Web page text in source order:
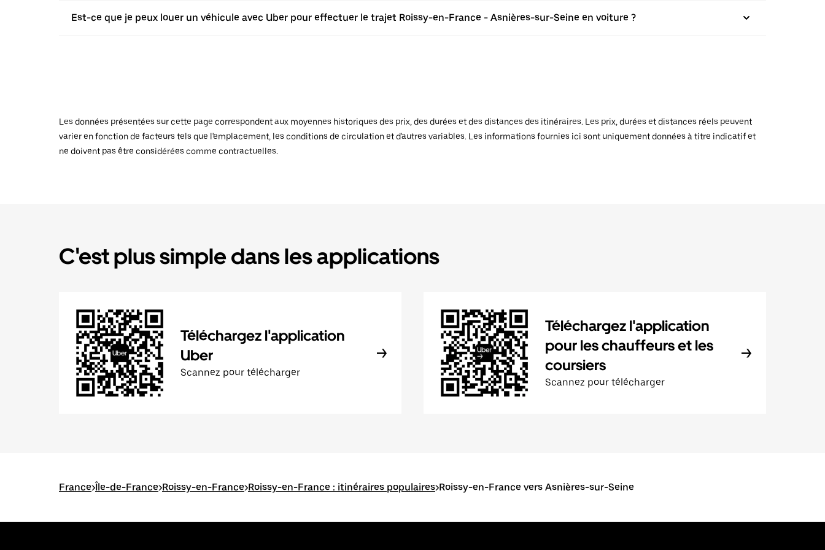
Est-ce que je peux louer un véhicule avec Uber pour effectuer le trajet Roissy-en-France - Asnières-sur-Seine en voiture ?
Les données présentées sur cette page correspondent aux moyennes historiques des prix, des durées et des distances des itinéraires. Les prix, durées et distances réels peuvent
varier en fonction de facteurs tels que l'emplacement, les conditions de circulation et d'autres variables. Les informations fournies ici sont uniquement données à titre indicatif et
ne doivent pas être considérées comme contractuelles.
C'est plus simple dans les applications
Téléchargez l'application
Uber
Scannez pour télécharger
Téléchargez l'application
pour les chauffeurs et les
coursiers
Scannez pour télécharger
France>Île-de-France>Roissy-en-France>Roissy-en-France : itinéraires populaires>Roissy-en-France vers Asnières-sur-Seine